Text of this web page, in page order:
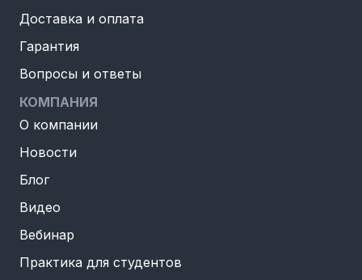
Доставка и оплата
Гарантия
Вопросы и ответы
КОМПАНИЯ
О компании
Новости
Блог
Видео
Вебинар
Практика для студентов